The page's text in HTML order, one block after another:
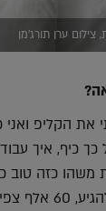
ערן תורג'מן
הקליפ ואני
כיף, איך
משהו כזה טוב
וגם התגובות